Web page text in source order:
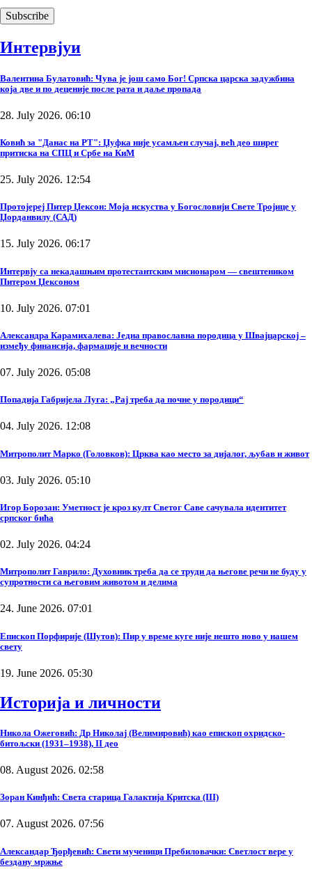
Интервјуи
Валентина Булатовић: Чува је још само Бог! Српска царска задужбина
која две и по деценије после рата и даље пропада
28. July 2026. 06:10
Ковић за "Данас на РТ": Џуфка није усамљен случај, већ део ширег
притиска на СПЦ и Србе на КиМ
25. July 2026. 12:54
Протојереј Питер Џексон: Моја искуства у Богословији Свете Тројице у
Џорданвилу (САД)
15. July 2026. 06:17
Интервју са некадашњим протестантским мисионаром — свештеником
Питером Џексоном
10. July 2026. 07:01
Александра Карамихалева: Једна православна породица у Швајцарској –
између финансија, фармације и вечности
07. July 2026. 05:08
Попадија Габријела Луга: „Рај треба да почне у породици“
04. July 2026. 12:08
Митрополит Марко (Головков): Црква као место за дијалог, љубав и живот
03. July 2026. 05:10
Игор Борозан: Уметност је кроз култ Светог Саве сачувала идентитет
српског бића
02. July 2026. 04:24
Митрополит Гаврило: Духовник треба да се труди да његове речи не буду у
супротности са његовим животом и делима
24. June 2026. 07:01
Епископ Порфирије (Шутов): Пир у време куге није нешто ново у нашем
свету
19. June 2026. 05:30
Историја и личности
Никола Ожеговић: Др Николај (Велимировић) као епископ охридско-
битољски (1931–1938), II део
08. August 2026. 02:58
Зоран Кинђић: Света старица Галактија Критска (III)
07. August 2026. 07:56
Александар Ђорђевић: Свети мученици Пребиловачки: Светлост вере у
бездану мржње